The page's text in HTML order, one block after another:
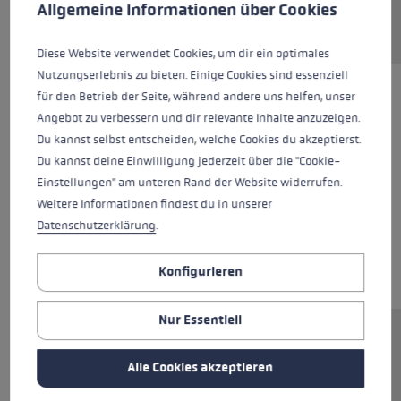
Ersatzsegment (Mittelteil) für LEKI FX Stöcke.
Abmessungen: 14x235mm. Rohrmaterial:
Carbon.
Allgemeine Informationen über Cookies
Diese Website verwendet Cookies, um dir ein optimales
Nutzungserlebnis zu bieten. Einige Cookies sind essenziell
für den Betrieb der Seite, während andere uns helfen, unser
Angebot zu verbessern und dir relevante Inhalte anzuzeigen.
Du kannst selbst entscheiden, welche Cookies du akzeptierst.
Du kannst deine Einwilligung jederzeit über die "Cookie-
Einstellungen" am unteren Rand der Website widerrufen.
Weitere Informationen findest du in unserer
Datenschutzerklärung.
Konfigurieren
Nur Essentiell
Alle Cookies akzeptieren